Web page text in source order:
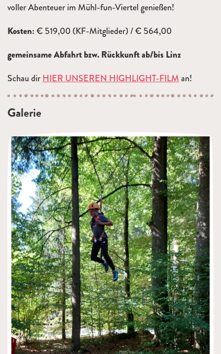
voller Abenteuer im Mühl-fun-Viertel genießen!
Kosten:€ 519,00 (KF-Mitglieder) / € 564,00
gemeinsame Abfahrt bzw. Rückkunft ab/bis Linz
Schau dirHIER UNSEREN HIGHLIGHT-FILMan!
Galerie